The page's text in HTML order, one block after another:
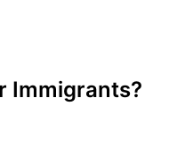
Immigrants?